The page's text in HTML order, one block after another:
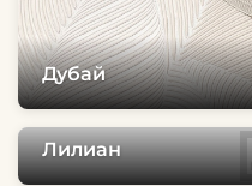
Дубай
Лилиан